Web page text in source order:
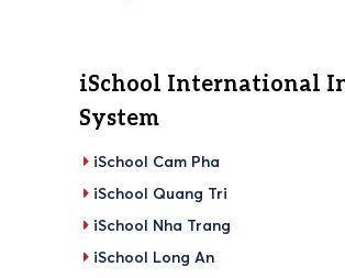
iSchool International
System
iSchool Cam Pha
iSchool Quang Tri
iSchool Nha Trang
iSchool Long An